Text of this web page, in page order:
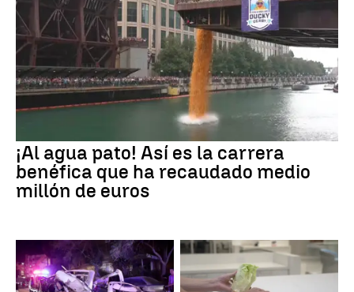
¡Al agua pato! Así es la carrera
benéfica que ha recaudado medio
millón de euros